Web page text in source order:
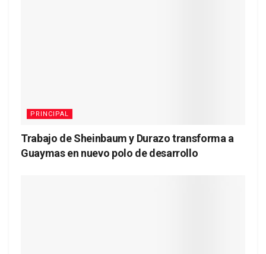
PRINCIPAL
Trabajo de Sheinbaum y Durazo transforma a
Guaymas en nuevo polo de desarrollo